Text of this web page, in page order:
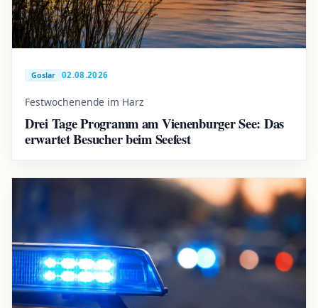
Goslar 02.08.2026
Festwochenende im Harz
Drei Tage Programm am Vienenburger See: Das
erwartet Besucher beim Seefest